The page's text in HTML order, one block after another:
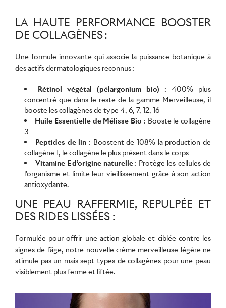
LA HAUTE PERFORMANCE BOOSTER
DE COLLAGÈNES :
Une formule innovante qui associe la puissance botanique à
des actifs dermatologiques reconnus :
Rétinol végétal (pélargonium bio) : 400% plus
concentré que dans le reste de la gamme Merveilleuse, il
booste les collagènes de type 4, 6, 7, 12, 16
Huile Essentielle de Mélisse Bio : Booste le collagène
3
Peptides de lin : Boostent de 108% la production de
collagène 1, le collagène le plus présent dans le corps
Vitamine E d’origine naturelle: Protège les cellules de
l’organisme et limite leur vieillissement grâce à son action
antioxydante.
UNE PEAU RAFFERMIE, REPULPÉE ET
DES RIDES LISSÉES :
Formulée pour offrir une action globale et ciblée contre les
signes de l'âge, notre nouvelle crème merveilleuse légère ne
stimule pas un mais sept types de collagènes pour une peau
visiblement plus ferme et liftée.